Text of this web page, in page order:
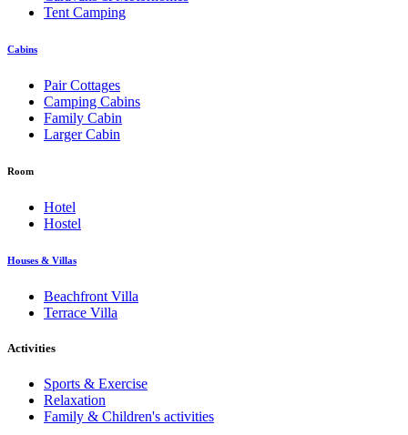
Tent Camping
Cabins
Pair Cottages
Camping Cabins
Family Cabin
Larger Cabin
Room
Hotel
Hostel
Houses & Villas
Beachfront Villa
Terrace Villa
Activities
Sports & Exercise
Relaxation
Family & Children's activities